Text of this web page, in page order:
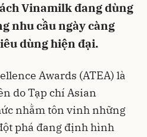
Vinamilk đang dùng
nhu cầu ngày càng
dùng hiện đại.
Awards (ATEA) là
do Tạp chí Asian
nhằm tôn vinh những
phá đang định hình